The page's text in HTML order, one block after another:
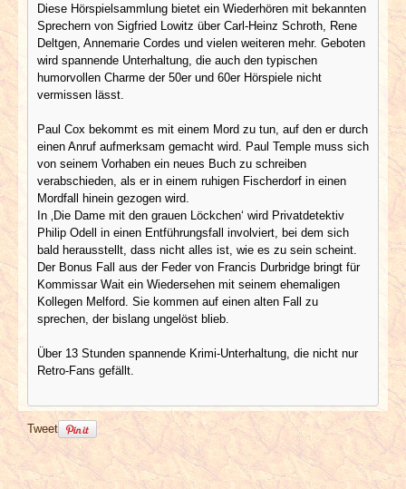
Diese Hörspielsammlung bietet ein Wiederhören mit bekannten
Sprechern von Sigfried Lowitz über Carl-Heinz Schroth, Rene
Deltgen, Annemarie Cordes und vielen weiteren mehr. Geboten
wird spannende Unterhaltung, die auch den typischen
humorvollen Charme der 50er und 60er Hörspiele nicht
vermissen lässt.
Paul Cox bekommt es mit einem Mord zu tun, auf den er durch
einen Anruf aufmerksam gemacht wird. Paul Temple muss sich
von seinem Vorhaben ein neues Buch zu schreiben
verabschieden, als er in einem ruhigen Fischerdorf in einen
Mordfall hinein gezogen wird.
In ‚Die Dame mit den grauen Löckchen‘ wird Privatdetektiv
Philip Odell in einen Entführungsfall involviert, bei dem sich
bald herausstellt, dass nicht alles ist, wie es zu sein scheint.
Der Bonus Fall aus der Feder von Francis Durbridge bringt für
Kommissar Wait ein Wiedersehen mit seinem ehemaligen
Kollegen Melford. Sie kommen auf einen alten Fall zu
sprechen, der bislang ungelöst blieb.
Über 13 Stunden spannende Krimi-Unterhaltung, die nicht nur
Retro-Fans gefällt.
Tweet